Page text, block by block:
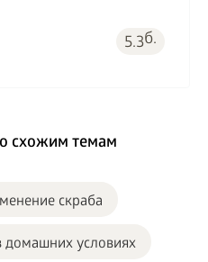
5.3б.
схожим темам
скраба
домашних условиях